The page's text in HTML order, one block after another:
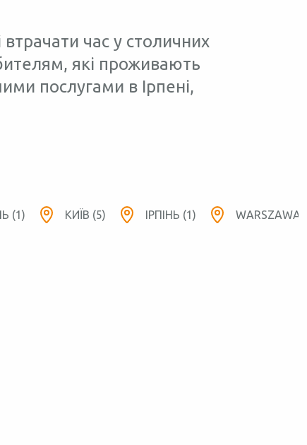
час у столичних
які проживають
послугами в Ірпені,
(1) КИЇВ (5) ІРПІНЬ (1) WARSZAWA